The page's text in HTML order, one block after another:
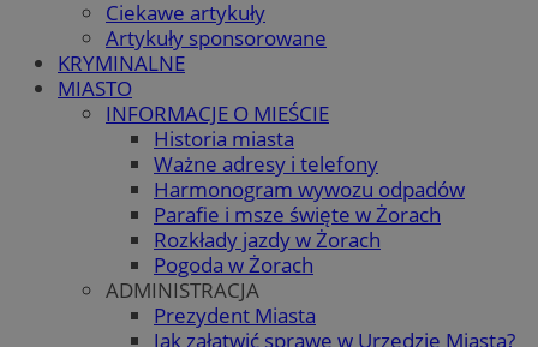
Ciekawe artykuły
Artykuły sponsorowane
KRYMINALNE
MIASTO
INFORMACJE O MIEŚCIE
Historia miasta
Ważne adresy i telefony
Harmonogram wywozu odpadów
Parafie i msze święte w Żorach
Rozkłady jazdy w Żorach
Pogoda w Żorach
ADMINISTRACJA
Prezydent Miasta
Jak załatwić sprawę w Urzędzie Miasta?